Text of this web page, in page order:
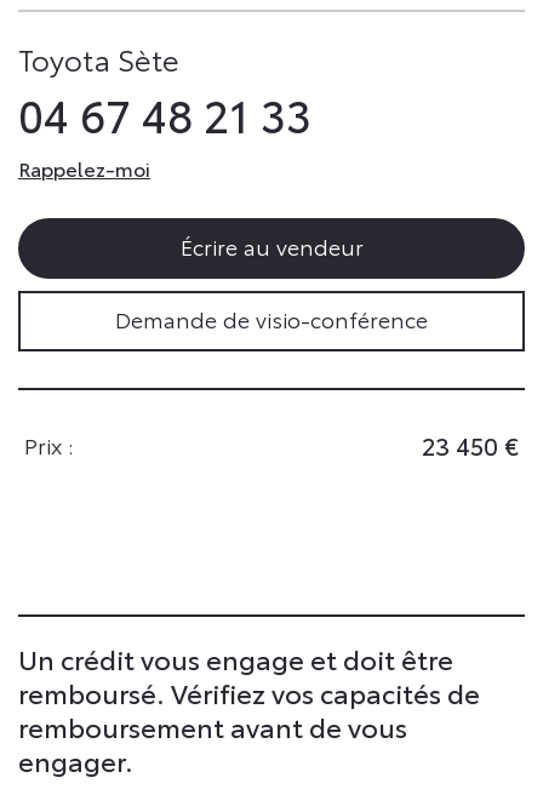
Toyota Sète
04 67 48 21 33
Rappelez-moi
Écrire au vendeur
Demande de visio-conférence
Prix : 23 450 €
Un crédit vous engage et doit être
remboursé. Vérifiez vos capacités de
remboursement avant de vous
engager.